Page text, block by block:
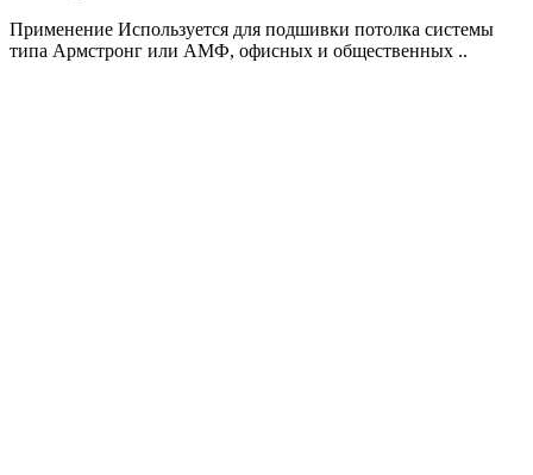
Применение Используется для подшивки потолка системы
типа Армстронг или АМФ, офисных и общественных ..